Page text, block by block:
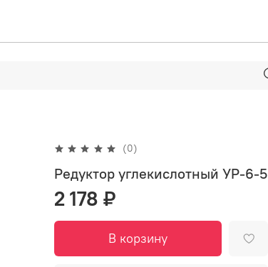
(0)
Редуктор углекислотный УР-6-5
2 178 ₽
В корзину